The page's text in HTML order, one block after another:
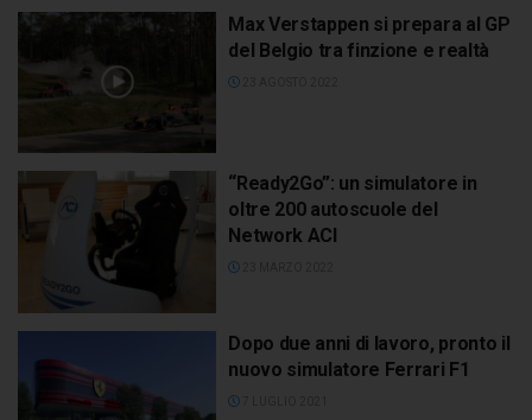
Max Verstappen si prepara al GP
del Belgio tra finzione e realtà
“Ready2Go”: un simulatore in
oltre 200 autoscuole del
Network ACI
Dopo due anni di lavoro, pronto il
nuovo simulatore Ferrari F1